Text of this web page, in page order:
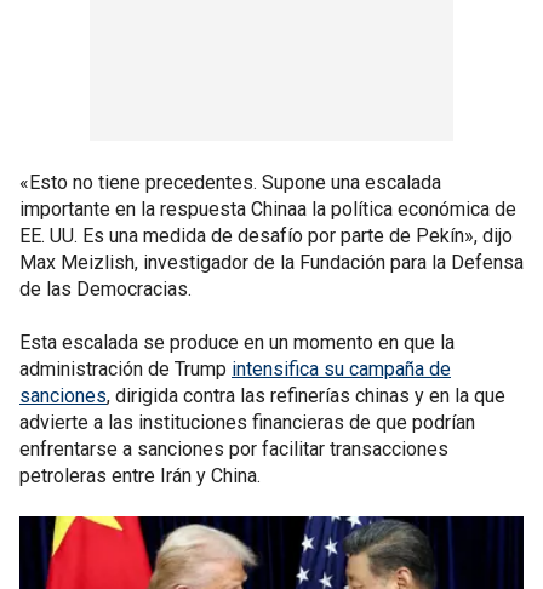
«Esto no tiene precedentes. Supone una escalada
importante en la respuesta Chinaa la política económica de
EE. UU. Es una medida de desafío por parte de Pekín», dijo
Max Meizlish, investigador de la Fundación para la Defensa
de las Democracias.
Esta escalada se produce en un momento en que la
administración de Trump intensifica su campaña de
sanciones, dirigida contra las refinerías chinas y en la que
advierte a las instituciones financieras de que podrían
enfrentarse a sanciones por facilitar transacciones
petroleras entre Irán y China.